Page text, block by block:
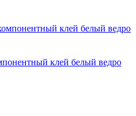
клей белый ведро